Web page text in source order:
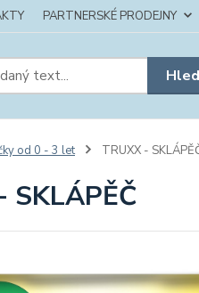
PARTNERSKÉ PRODEJNY
od 0 - 3 let TRUXX -
SKLÁPĚČ